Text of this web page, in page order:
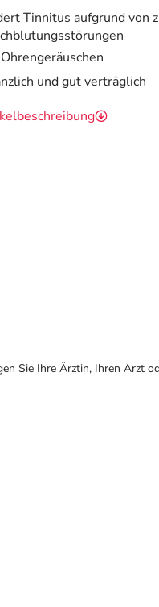
Tinnitus aufgrund von
und gut verträglich
Sie Ihre Ärztin, Ihren Arzt